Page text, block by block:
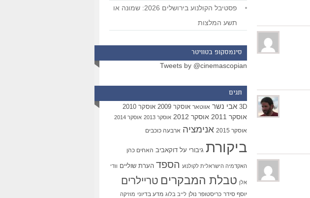
פסטיבל הקולנוע בירושלים 2026: שמונה או
תשע המלצות
סינמסקופ בטוויטר
Tweets by @cinemascopian
תגים
3D אבי נשר אווטאר אוסקר 2009 אוסקר 2010
אוסקר 2011 אוסקר 2012 אוסקר 2013 אוסקר 2014
אוסקר 2015 אנימציה ארבעה כוכבים
ביקורת גיבורי על דוקאביב האחים כהן
האקדמיה הישראלית לקולנוע הספד הערת שוליים וודי
אלן טבלת המבקרים טריילרים
יוסף סידר כריסטופר נולן לייב בלוג מדע בדיוני מוזיקה